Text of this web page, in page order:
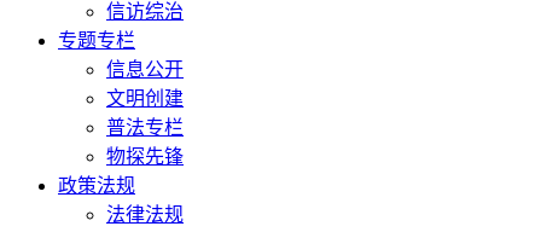
信访综治
专题专栏
信息公开
文明创建
普法专栏
物探先锋
政策法规
法律法规